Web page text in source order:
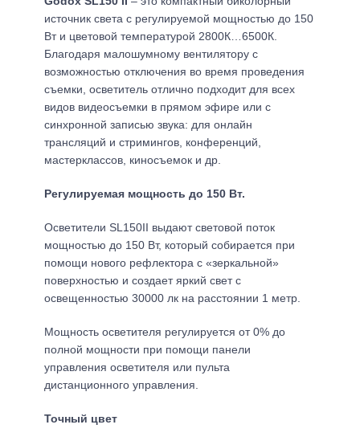
источник света с регулируемой мощностью до 150
Вт и цветовой температурой 2800К…6500К.
Благодаря малошумному вентилятору с
возможностью отключения во время проведения
съемки, осветитель отлично подходит для всех
видов видеосъемки в прямом эфире или с
синхронной записью звука: для онлайн
трансляций и стримингов, конференций,
мастерклассов, киносъемок и др.
Регулируемая мощность до 150 Вт.
Осветители SL150II выдают световой поток
мощностью до 150 Вт, который собирается при
помощи нового рефлектора с «зеркальной»
поверхностью и создает яркий свет с
освещенностью 30000 лк на расстоянии 1 метр.
Мощность осветителя регулируется от 0% до
полной мощности при помощи панели
управления осветителя или пульта
дистанционного управления.
Точный цвет